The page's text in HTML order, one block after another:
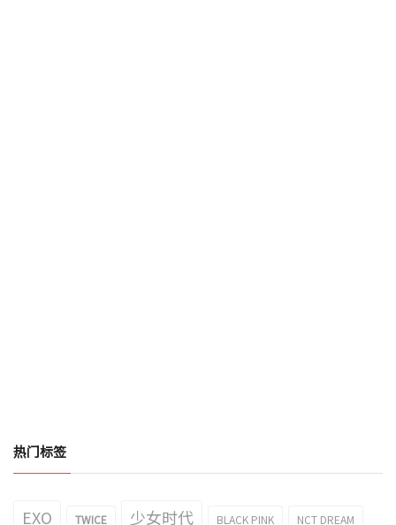
热门标签
EXO TWICE 少女时代 BLACK PINK NCT DREAM